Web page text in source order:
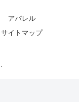
アパレル
サイトマップ